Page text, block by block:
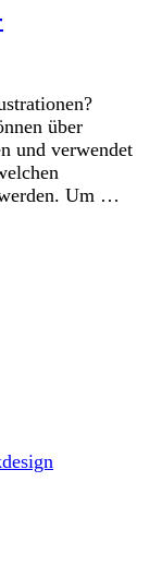
über
und verwendet
Um …